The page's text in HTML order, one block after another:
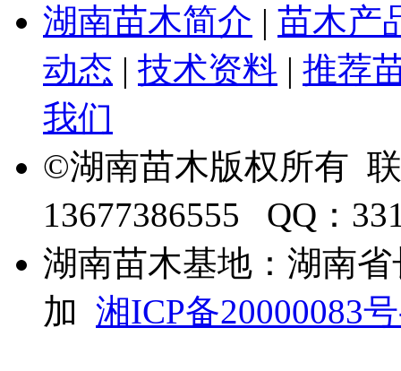
湖南苗木简介 | 苗木产
动态 | 技术资料 | 推荐
我们
©湖南苗木版权所有
13677386555 QQ：
湖南苗木基地：湖南
加 湘ICP备20000083